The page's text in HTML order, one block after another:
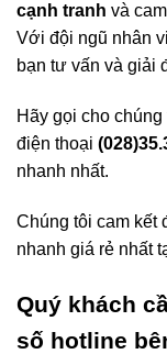
cạnh tranh và
Với đội ngũ nhân
bạn tư vấn và giải
Hãy gọi cho
điện thoại
nhanh nhất.
Chúng tôi cam kết
nhanh giá rẻ nhất
Quý khách
số hotline